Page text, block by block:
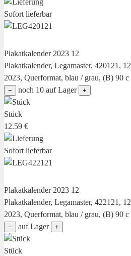
Sofort lieferbar
Plakatkalender 2023 12
Plakatkalender, Legamaster, 420121,
2023, Querformat, blau / grau, (B) 90 c
− noch 10 auf Lager +
Stück
12.59 €
Sofort lieferbar
Plakatkalender 2023 12
Plakatkalender, Legamaster, 422121,
2023, Querformat, blau / grau, (B) 90 c
− auf Lager +
Stück